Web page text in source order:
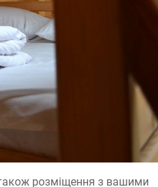
розміщення з вашими